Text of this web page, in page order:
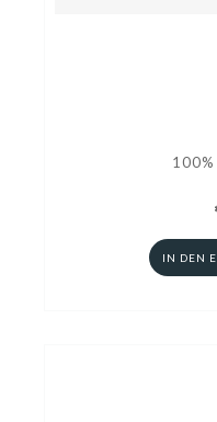
100%
IN DEN